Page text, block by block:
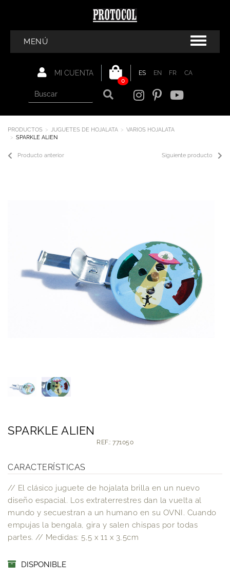
MENÚ
ES EN FR
CA
0
MI CUENTA
PRODUCTOS JUGUETES DE HOJALATA
VARIOS HOJALATA
SPARKLE ALIEN
Siguiente producto
Producto anterior
SPARKLE ALIEN
REF.: 771050
CARACTERÍSTICAS
// El clásico juguete de hojalata brilla en un nuevo
diseño espacial. Los extraterrestres dan la vuelta al
mundo y secuestran a un humano en su OVNI. Cuando
empujas la bengala, gira y salen chispas por todas
partes. // Medidas: 5,5 x 11 x 3,5cm
DISPONIBLE